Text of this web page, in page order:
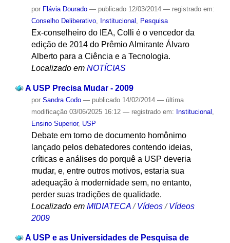
por Flávia Dourado — publicado12/03/2014 — registrado em:
Conselho Deliberativo, Institucional Pesquisa
Ex-conselheiro do IEA, Colli é o vencedor da
edição de 2014 do Prêmio Almirante Álvaro
Alberto para a Ciência e a Tecnologia.
Localizado em NOTÍCIAS
A USP Precisa Mudar - 2009
por Sandra Codo — publicado14/02/2014 — última
modificação03/06/2025 16:12 — registrado em: Institucional
Ensino Superior, USP
Debate em torno de documento homônimo
lançado pelos debatedores contendo ideias,
críticas e análises do porquê a USP deveria
mudar, e, entre outros motivos, estaria sua
adequação à modernidade sem, no entanto,
perder suas tradições de qualidade.
Localizado em MIDIATECA /Vídeos /Vídeos
2009
A USP e as Universidades de Pesquisa de